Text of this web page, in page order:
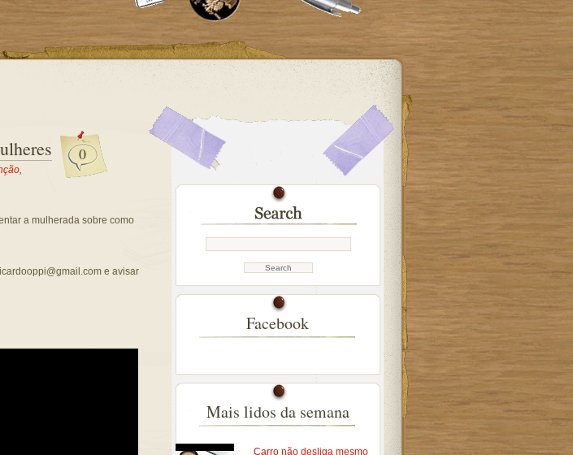
0
,
a mulherada sobre como
e avisar
Facebook
Mais lidos da semana
Carro não desliga mesmo